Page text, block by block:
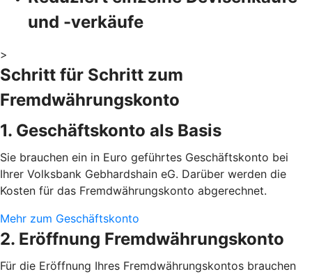
und -verkäufe
>
Schritt für Schritt zum
Fremdwährungskonto
1. Geschäftskonto als Basis
Sie brauchen ein in Euro geführtes Geschäftskonto bei
Ihrer Volksbank Gebhardshain eG. Darüber werden die
Kosten für das Fremdwährungskonto abgerechnet.
Mehr zum Geschäftskonto
2. Eröffnung Fremdwährungskonto
Für die Eröffnung Ihres Fremdwährungskontos brauchen